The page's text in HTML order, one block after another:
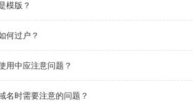
模版？
何过户？
用中应注意问题？
名时需要注意的问题？